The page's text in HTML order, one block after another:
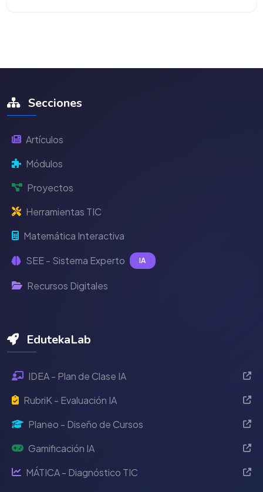
Secciones
Artículos
Módulos
Proyectos
Herramientas TIC
Matemática Interactiva
SEE - Sistema Experto IA
Recursos Digitales
EdutekaLab
IDEA - Plan de Clase IA
RubriK - Evaluación IA
Planeo - Diseño de Cursos
Gamificación IA
MÁTICA - Diagnóstico TIC